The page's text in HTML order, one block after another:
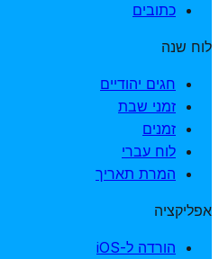
כתובים
לוח שנה
חגים יהודיים
זמני שבת
זמנים
לוח עברי
המרת תאריך
אפליקציה
הורדה ל-iOS